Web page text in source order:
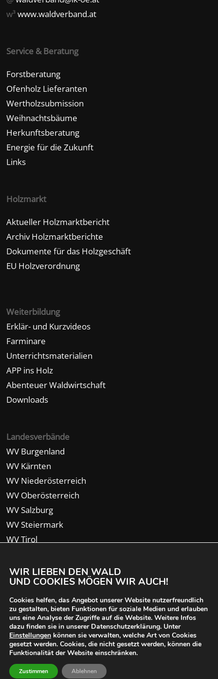
w³www.waldverband.at
Service & Beratung
Forstberatung
Ofenholz Lieferanten
Wertholzsubmission
Weihnachtsbäume
Herkunftsberatung
Energie für die Zukunft
Links
Holzmarkt
Aktueller Holzmarktbericht
Archiv Holzmarktberichte
Dokumente für das Holzgeschäft
EU Holzverordnung
Weiterbildung
Erklär- und Kurzvideos
Farminare
Unterrichtsmaterialien
APP ins Holz
Abenteuer Waldwirtschaft
Downloads
Landesverbände
WV Burgenland
WV Kärnten
WV Niederösterreich
WV Oberösterreich
WV Salzburg
WV Steiermark
WV Tirol
iService
WIR LIEBEN DEN WALD
UND COOKIES MÖGEN WIR AUCH!
Cookies helfen, das Angebot unserer Website nutzerfreundlich
zu gestalten, bieten Funktionen für soziale Medien und erlauben
uns eine Analyse der Zugriffe auf die Website. Weitere Infos
dazu finden sie in unserer Datenschutzerklärung. Unter
Einstellungen können sie verwalten, welche Art von Cookies
gesetzt werden. Cookies, die nicht gesetzt werden, können die
Funktionalität der Website einschränken.
Zustimmen Ablehnen